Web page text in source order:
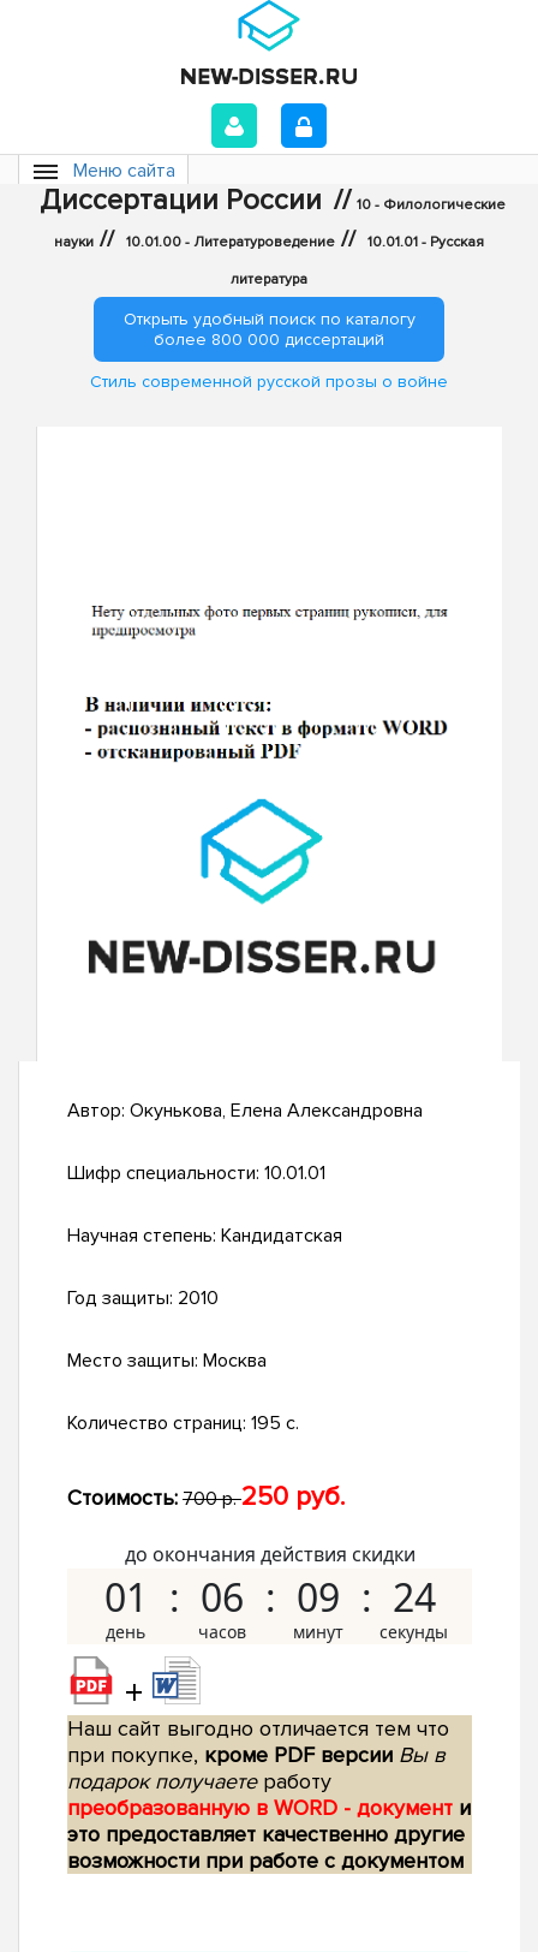
Меню сайта
Диссертации России // 10 - Филологические
науки // 10.01.00 - Литературоведение // 10.01.01 - Русская
литература
Открыть удобный поиск по каталогу
более 800 000 диссертаций
Стиль современной русской прозы о войне
Автор: Окунькова, Елена Александровна
Шифр специальности: 10.01.01
Научная степень: Кандидатская
Год защиты: 2010
Место защиты: Москва
Количество страниц: 195 с.
Стоимость: 700 р.250 руб.
до окончания действия скидки
01 06 09 23
+
Наш сайт выгодно отличается тем что
при покупке, кроме PDF версии Вы в
подарок получаетеработу
преобразованную в WORD - документ и
это предоставляет качественно другие
возможности при работе с документом